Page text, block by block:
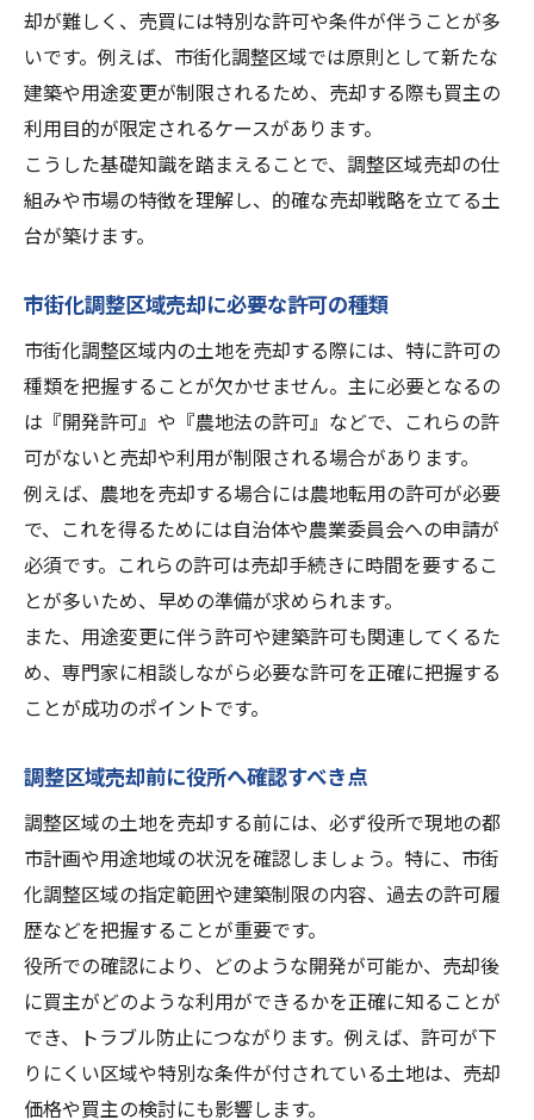
却が難しく、売買には特別な許可や条件が伴うことが多
いです。例えば、市街化調整区域では原則として新たな
建築や用途変更が制限されるため、売却する際も買主の
利用目的が限定されるケースがあります。
こうした基礎知識を踏まえることで、調整区域売却の仕
組みや市場の特徴を理解し、的確な売却戦略を立てる土
台が築けます。
市街化調整区域売却に必要な許可の種類
市街化調整区域内の土地を売却する際には、特に許可の
種類を把握することが欠かせません。主に必要となるの
は『開発許可』や『農地法の許可』などで、これらの許
可がないと売却や利用が制限される場合があります。
例えば、農地を売却する場合には農地転用の許可が必要
で、これを得るためには自治体や農業委員会への申請が
必須です。これらの許可は売却手続きに時間を要するこ
とが多いため、早めの準備が求められます。
また、用途変更に伴う許可や建築許可も関連してくるた
め、専門家に相談しながら必要な許可を正確に把握する
ことが成功のポイントです。
調整区域売却前に役所へ確認すべき点
調整区域の土地を売却する前には、必ず役所で現地の都
市計画や用途地域の状況を確認しましょう。特に、市街
化調整区域の指定範囲や建築制限の内容、過去の許可履
歴などを把握することが重要です。
役所での確認により、どのような開発が可能か、売却後
に買主がどのような利用ができるかを正確に知ることが
でき、トラブル防止につながります。例えば、許可が下
りにくい区域や特別な条件が付されている土地は、売却
価格や買主の検討にも影響します。